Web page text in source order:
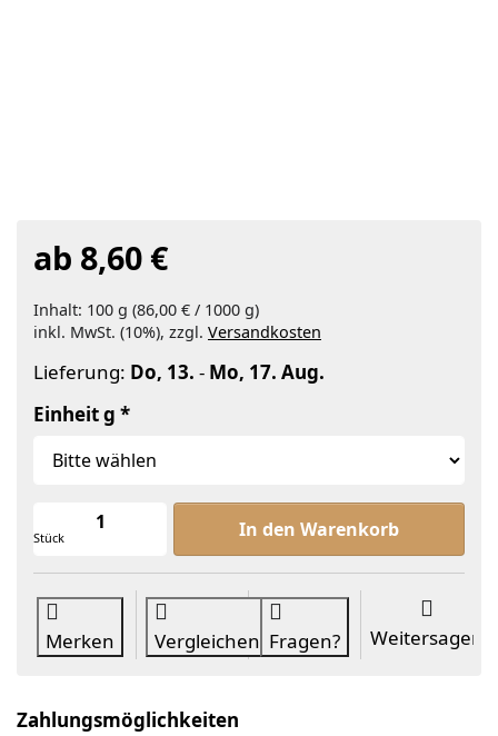
ab 8,60 €
Inhalt: 100 g (86,00 € / 1000 g)
inkl. MwSt. (10%), zzgl. Versandkosten
Lieferung: Do, 13. - Mo, 17. Aug.
Einheit g
Stück
Lucuma Fruchtpulver Bio zu ab 8,60
In den Warenkorb
Merken Vergleichen Fragen? Weitersagen
Zahlungsmöglichkeiten